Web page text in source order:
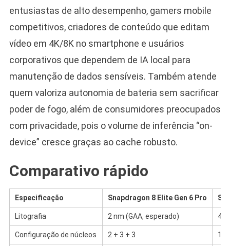
entusiastas de alto desempenho, gamers mobile
competitivos, criadores de conteúdo que editam
vídeo em 4K/8K no smartphone e usuários
corporativos que dependem de IA local para
manutenção de dados sensíveis. Também atende
quem valoriza autonomia de bateria sem sacrificar
poder de fogo, além de consumidores preocupados
com privacidade, pois o volume de inferência “on-
device” cresce graças ao cache robusto.
Comparativo rápido
Especificação Snapdragon 8 Elite Gen 6 Pro
Litografia 2 nm (GAA, esperado) 4
Configuração de núcleos 2 + 3 + 3 1 +